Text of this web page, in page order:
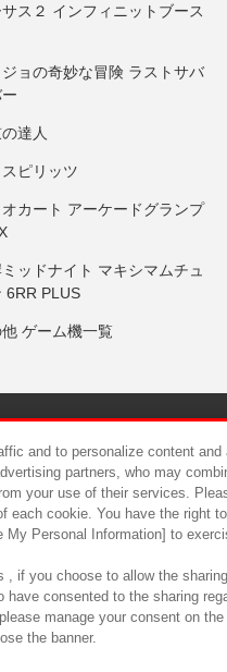
ス２ インフィニットブース
ョの奇妙な冒険 ラストサバ
達人
ピリッツ
カート アーケードグランプ
ッドナイト マキシマムチュ
6RR PLUS
ゲーム機一覧
について カスタマーハラス
and to personalize content and
partners, who may
your use of their services.
each cookie. You have the right
Personal Information] to
, if you choose to allow the
have consented to the sharing
manage your consent on the
the banner.